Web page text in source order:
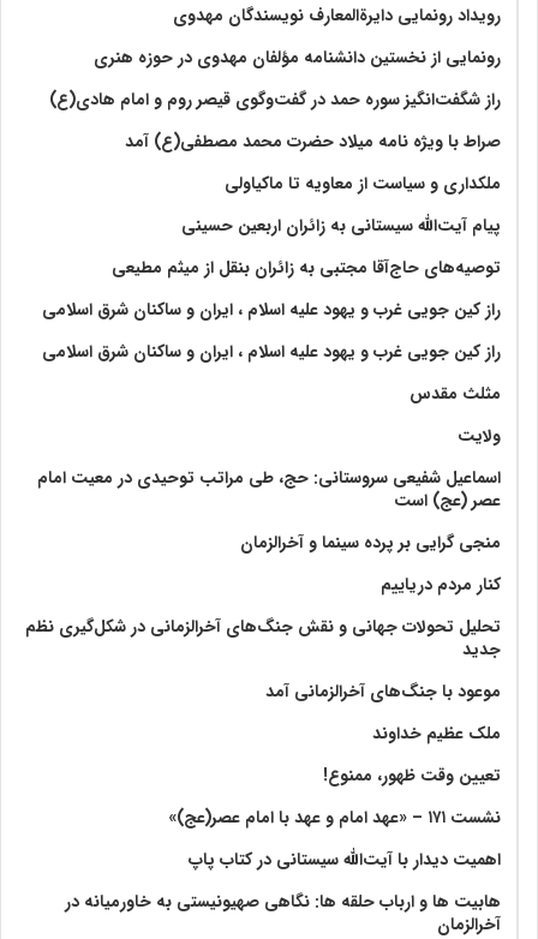
رویداد رونمایی دایرةالمعارف نویسندگان مهدوی
رونمایی از نخستین دانشنامه مؤلفان مهدوی در حوزه هنری
راز شگفت‌انگیز سوره حمد در گفت‌وگوی قیصر روم و امام هادی(ع)
صراط با ویژه نامه میلاد حضرت محمد مصطفی(ع) آمد
ملکداری و سیاست از معاویه تا ماکیاولی
پیام آیت‌الله سیستانی به زائران اربعین حسینی
توصیه‌های حاج‌آقا مجتبی به زائران بنقل از میثم مطیعی
راز کین جویی غرب و یهود علیه اسلام ، ایران و ساکنان شرق اسلامی
راز کین جویی غرب و یهود علیه اسلام ، ایران و ساکنان شرق اسلامی
مثلث مقدس
ولايت‏
اسماعیل شفیعی سروستانی: حج، طی مراتب توحیدی در معیت امام
عصر (عج) است
منجی گرایی بر پرده سینما و آخرالزمان
کنار مردم دریاییم
تحلیل تحولات جهانی و نقش جنگ‌های آخرالزمانی در شکل‌گیری نظم
جدید
موعود با جنگ‌های آخرالزمانی آمد
ملک عظیم خداوند
تعیین وقت ظهور، ممنوع!
نشست ۱۷۱ – «عهد امام و عهد با امام عصر(عج)»
اهمیت دیدار با آیت‌الله سیستانی در کتاب پاپ
هابیت ها و ارباب حلقه ها: نگاهی صهیونیستی به خاورمیانه در
آخرالزمان